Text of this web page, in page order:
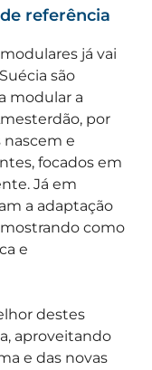
referência
já vai
são
modular a
por
e
focados em
Já em
a adaptação
como
e
destes
aproveitando
e das novas